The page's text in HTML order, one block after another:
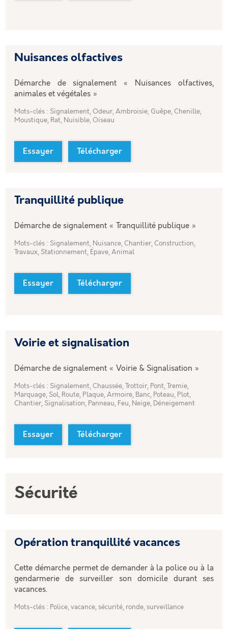
Nuisances olfactives
Démarche de signalement « Nuisances olfactives,
animales et végétales »
Mots-clés : Signalement, Odeur, Ambroisie, Guêpe, Chenille,
Moustique, Rat, Nuisible, Oiseau
Essayer Télécharger
Tranquillité publique
Démarche de signalement « Tranquillité publique »
Mots-clés : Signalement, Nuisance, Chantier, Construction,
Travaux, Stationnement, Épave, Animal
Essayer Télécharger
Voirie et signalisation
Démarche de signalement « Voirie & Signalisation »
Mots-clés : Signalement, Chaussée, Trottoir, Pont, Tremie,
Marquage, Sol, Route, Plaque, Armoire, Banc, Poteau, Plot,
Chantier, Signalisation, Panneau, Feu, Neige, Déneigement
Essayer Télécharger
Sécurité
Opération tranquillité vacances
Cette démarche permet de demander à la police ou à la
gendarmerie de surveiller son domicile durant ses
vacances.
Mots-clés : Police, vacance, sécurité, ronde, surveillance